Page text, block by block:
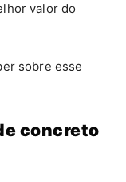
valor do
sobre esse
concreto